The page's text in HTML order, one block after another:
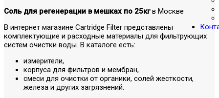
Соль для регенерации в мешках по 25кгв Москве
В интернет магазине Cartridge Filter представлены
комплектующие и расходные материалы для фильтрующих
систем очистки воды. В каталоге есть:
измерители,
корпуса для фильтров и мембран,
смеси для очистки от органики, солей жесткости,
железа и других загрязнений.